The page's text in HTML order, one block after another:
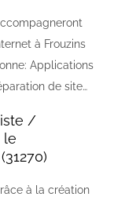
à Frouzins
Applications
de site…
/
le
à la création